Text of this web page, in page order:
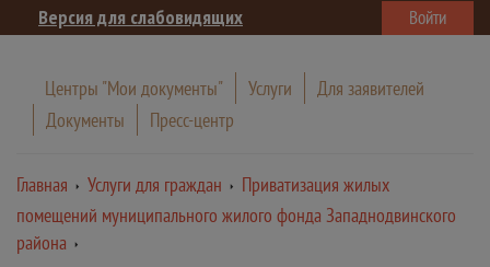
Версия для слабовидящих Войти
Центры "Мои документы" Услуги
Для заявителей
Документы
Пресс-центр
Главная Услуги для граждан
Приватизация жилых
помещений муниципального жилого фонда Западнодвинского
района